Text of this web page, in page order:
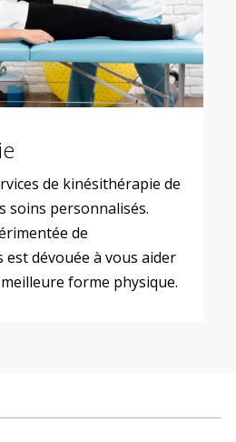
de kinésithérapie de
soins personnalisés.
de
dévouée à vous aider
forme physique.